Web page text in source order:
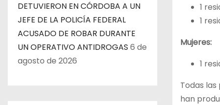
DETUVIERON EN CÓRDOBA A UN
JEFE DE LA POLICÍA FEDERAL
ACUSADO DE ROBAR DURANTE
UN OPERATIVO ANTIDROGAS 6 de
agosto de 2026
1
1
Mujeres:
1
Todas
han